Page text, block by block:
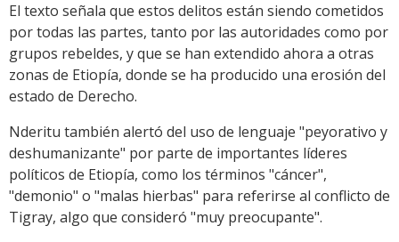
El texto señala que estos delitos están siendo cometidos
por todas las partes, tanto por las autoridades como por
grupos rebeldes, y que se han extendido ahora a otras
zonas de Etiopía, donde se ha producido una erosión del
estado de Derecho.
Nderitu también alertó del uso de lenguaje "peyorativo y
deshumanizante" por parte de importantes líderes
políticos de Etiopía, como los términos "cáncer",
"demonio" o "malas hierbas" para referirse al conflicto de
Tigray, algo que consideró "muy preocupante".